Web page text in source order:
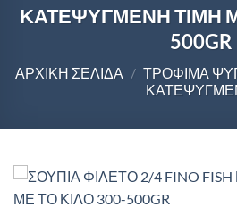
ΚΑΤΕΨΥΓΜΕΝΗ ΤΙΜΗ
500GR
ΑΡΧΙΚΉ ΣΕΛΊΔΑ / ΤΡΌΦΙΜΑ